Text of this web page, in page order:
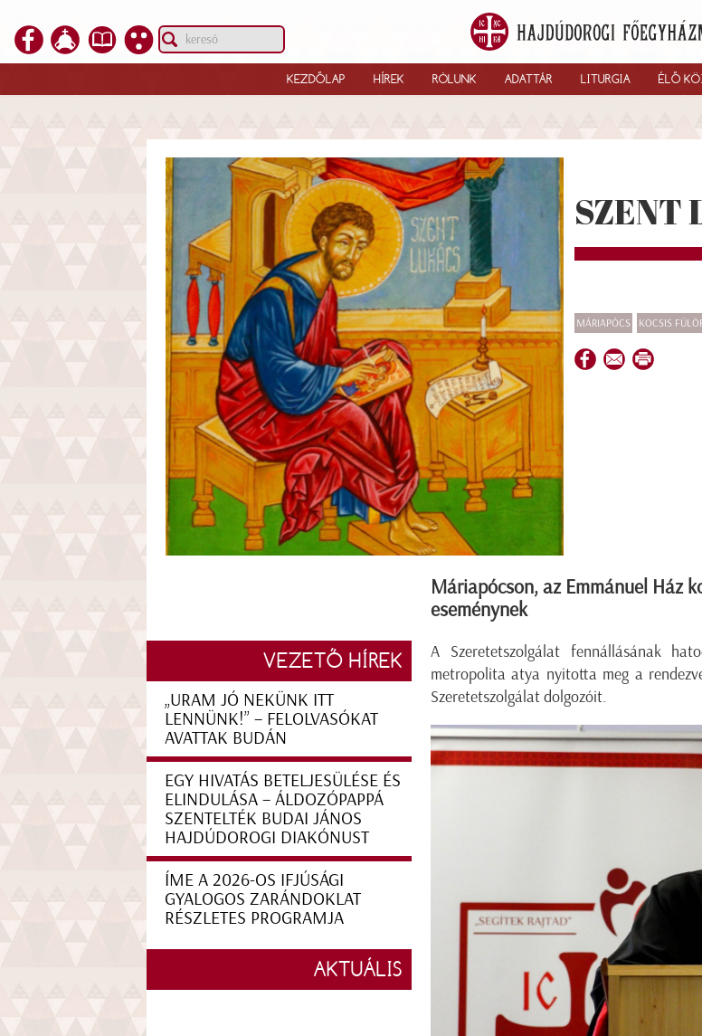
KEZDŐLAP HÍREK RÓLUNK ADATTÁR LITURGIA ÉLŐ
SZENT
MÁRIAPÓCS KOCSIS
Máriapócson, az Emmánuel Ház
eseménynek
A Szeretetszolgálat fennállásának
metropolita atya nyitotta meg a
Szeretetszolgálat dolgozóit.
VEZETŐ HÍREK
„URAM JÓ NEKÜNK ITT
LENNÜNK!” – FELOLVASÓKAT
AVATTAK BUDÁN
EGY HIVATÁS BETELJESÜLÉSE ÉS
ELINDULÁSA – ÁLDOZÓPAPPÁ
SZENTELTÉK BUDAI JÁNOS
HAJDÚDOROGI DIAKÓNUST
ÍME A 2026-OS IFJÚSÁGI
GYALOGOS ZARÁNDOKLAT
RÉSZLETES PROGRAMJA
AKTUÁLIS